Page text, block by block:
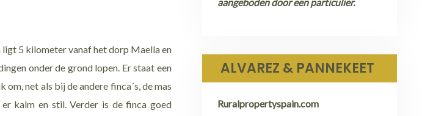
5 kilometer vanaf het dorp Maella en
onder de grond lopen. Er staat een
net als bij de andere finca´s, de mas
kalm en stil. Verder is de finca goed
ALVAREZ & PANNEKEET
Ruralpropertyspain.com